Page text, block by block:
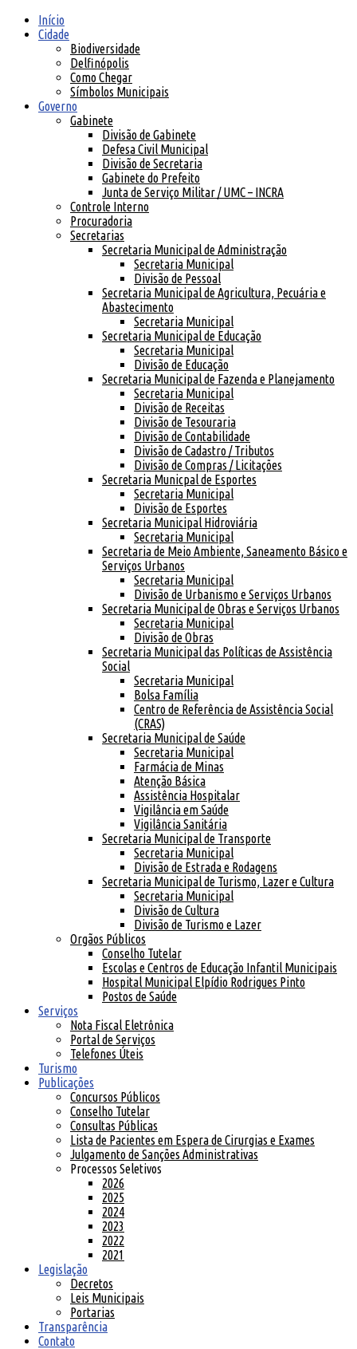
Início
Cidade
Biodiversidade
Delfinópolis
Como Chegar
Símbolos Municipais
Governo
Gabinete
Divisão de Gabinete
Defesa Civil Municipal
Divisão de Secretaria
Gabinete do Prefeito
Junta de Serviço Militar / UMC – INCRA
Controle Interno
Procuradoria
Secretarias
Secretaria Municipal de Administração
Secretaria Municipal
Divisão de Pessoal
Secretaria Municipal de Agricultura, Pecuária e
Abastecimento
Secretaria Municipal
Secretaria Municipal de Educação
Secretaria Municipal
Divisão de Educação
Secretaria Municipal de Fazenda e Planejamento
Secretaria Municipal
Divisão de Receitas
Divisão de Tesouraria
Divisão de Contabilidade
Divisão de Cadastro / Tributos
Divisão de Compras / Licitações
Secretaria Municpal de Esportes
Secretaria Municipal
Divisão de Esportes
Secretaria Municipal Hidroviária
Secretaria Municipal
Secretaria de Meio Ambiente, Saneamento Básico e
Serviços Urbanos
Secretaria Municipal
Divisão de Urbanismo e Serviços Urbanos
Secretaria Municipal de Obras e Serviços Urbanos
Secretaria Municipal
Divisão de Obras
Secretaria Municipal das Políticas de Assistência
Social
Secretaria Municipal
Bolsa Família
Centro de Referência de Assistência Social
(CRAS)
Secretaria Municipal de Saúde
Secretaria Municipal
Farmácia de Minas
Atenção Básica
Assistência Hospitalar
Vigilância em Saúde
Vigilância Sanitária
Secretaria Municipal de Transporte
Secretaria Municipal
Divisão de Estrada e Rodagens
Secretaria Municipal de Turismo, Lazer e Cultura
Secretaria Municipal
Divisão de Cultura
Divisão de Turismo e Lazer
Orgãos Públicos
Conselho Tutelar
Escolas e Centros de Educação Infantil Municipais
Hospital Municipal Elpídio Rodrigues Pinto
Postos de Saúde
Serviços
Nota Fiscal Eletrônica
Portal de Serviços
Telefones Úteis
Turismo
Publicações
Concursos Públicos
Conselho Tutelar
Consultas Públicas
Lista de Pacientes em Espera de Cirurgias e Exames
Julgamento de Sanções Administrativas
Processos Seletivos
2026
2025
2024
2023
2022
2021
Legislação
Decretos
Leis Municipais
Portarias
Transparência
Contato